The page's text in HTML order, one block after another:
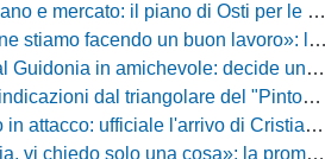
il piano di Osti per le uscite e la suggestione Almena
lavoro»: la carica di mister Bonera accende la Pro Vercelli
in amichevole: decide un rigore di Zuppel a Bastia
dal triangolare del "Pinto": il report
ufficiale l'arrivo di Cristian Padula dal Torino
cosa»: la promessa di Vittorio Massi commuove la piazza